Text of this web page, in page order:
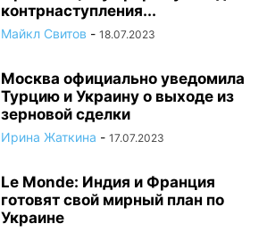
контрнаступления...
Майкл Свитов - 18.07.2023
Москва официально уведомила
Турцию и Украину о выходе из
зерновой сделки
Ирина Жаткина - 17.07.2023
Le Monde: Индия и Франция
готовят свой мирный план по
Украине